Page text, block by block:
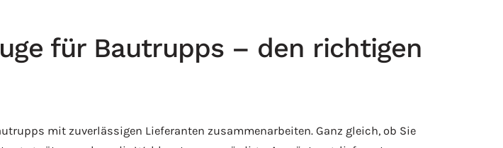
für Bautrupps – den richtigen
mit zuverlässigen Lieferanten zusammenarbeiten. Ganz gleich, ob Sie